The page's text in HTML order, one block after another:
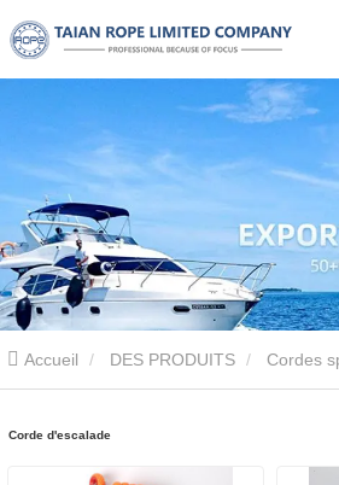
Accueil DES PRODUITS Cordes
Corde d'escalade